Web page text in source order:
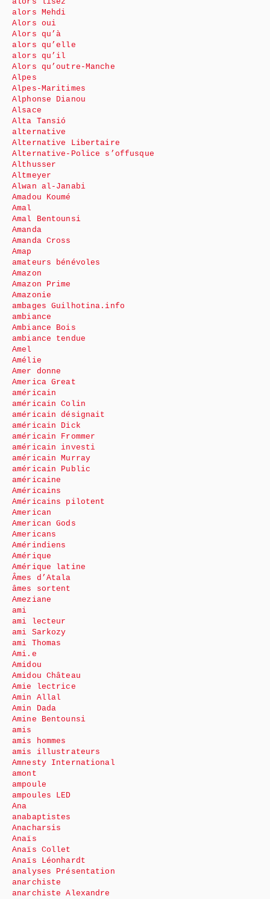
alors Mehdi
Alors oui
Alors qu’à
alors qu’elle
alors qu’il
Alors qu’outre-Manche
Alpes
Alpes-Maritimes
Alphonse Dianou
Alsace
Alta Tansió
alternative
Alternative Libertaire
Alternative-Police s’offusque
Althusser
Altmeyer
Alwan al-Janabi
Amadou Koumé
Amal
Amal Bentounsi
Amanda
Amanda Cross
Amap
amateurs bénévoles
Amazon
Amazon Prime
Amazonie
ambages Guilhotina.info
ambiance
Ambiance Bois
ambiance tendue
Amel
Amélie
Amer donne
America Great
américain
américain Colin
américain désignait
américain Dick
américain Frommer
américain investi
américain Murray
américain Public
américaine
Américains
Américains pilotent
American
American Gods
Americans
Amérindiens
Amérique
Amérique latine
Âmes d’Atala
âmes sortent
Ameziane
ami
ami lecteur
ami Sarkozy
ami Thomas
Ami.e
Amidou
Amidou Château
Amie lectrice
Amin Allal
Amin Dada
Amine Bentounsi
amis
amis hommes
amis illustrateurs
Amnesty International
amont
ampoule
ampoules LED
Ana
anabaptistes
Anacharsis
Anaïs
Anaïs Collet
Anaïs Léonhardt
analyses Présentation
anarchiste
anarchiste Alexandre